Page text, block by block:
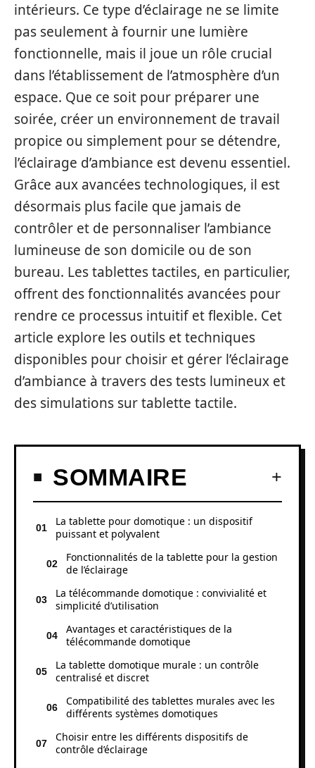
intérieurs. Ce type d’éclairage ne se limite
pas seulement à fournir une lumière
fonctionnelle, mais il joue un rôle crucial
dans l’établissement de l’atmosphère d’un
espace. Que ce soit pour préparer une
soirée, créer un environnement de travail
propice ou simplement pour se détendre,
l’éclairage d’ambiance est devenu essentiel.
Grâce aux avancées technologiques, il est
désormais plus facile que jamais de
contrôler et de personnaliser l’ambiance
lumineuse de son domicile ou de son
bureau. Les tablettes tactiles, en particulier,
offrent des fonctionnalités avancées pour
rendre ce processus intuitif et flexible. Cet
article explore les outils et techniques
disponibles pour choisir et gérer l’éclairage
d’ambiance à travers des tests lumineux et
des simulations sur tablette tactile.
SOMMAIRE
La tablette pour domotique : un dispositif
puissant et polyvalent
Fonctionnalités de la tablette pour la gestion
de l’éclairage
La télécommande domotique : convivialité et
simplicité d’utilisation
Avantages et caractéristiques de la
télécommande domotique
La tablette domotique murale : un contrôle
centralisé et discret
Compatibilité des tablettes murales avec les
différents systèmes domotiques
Choisir entre les différents dispositifs de
contrôle d’éclairage